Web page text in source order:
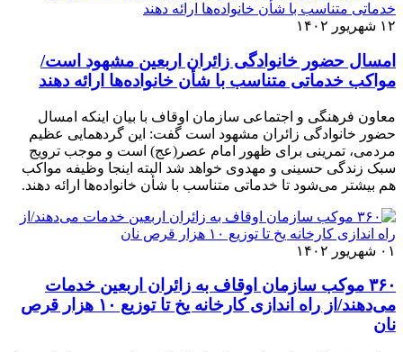
۱۲ شهریور ۱۴۰۲
امسال حضور خانوادگی زائران اربعین مشهود است/
مواکب خدماتی متناسب با شأن خانواده‌ها ارائه دهند
معاون فرهنگی و اجتماعی سازمان اوقاف با بیان اینکه امسال
حضور خانوادگی زائران مشهود است گفت: این گردهمایی عظیم
مردمی، تمرینی برای ظهور امام عصر(عج) است و موجب ترویج
سبک زندگی حسینی و مهدوی خواهد شد البته اینجا وظیفه مواکب
هم بیشتر می‌شود تا خدماتی متناسب با شأن خانواده‌ها ارائه دهند.
۰۱ شهریور ۱۴۰۲
۳۶۰ موکب سازمان اوقاف به زائران اربعین خدمات
می‌دهند/از راه اندازی کارخانه یخ تا توزیع ۱۰ هزار قرص
نان